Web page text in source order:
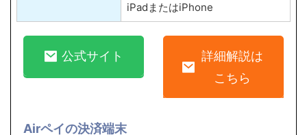
iPadまたはiPhone
公式サイト
詳細解説は
こちら
Airペイの決済端末